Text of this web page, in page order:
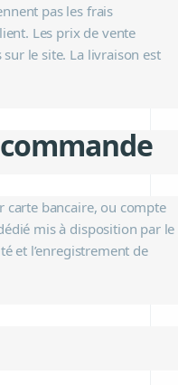
pas les frais
Les prix de vente
le site. La livraison est
carte bancaire, ou compte
mis à disposition par le
et l’enregistrement de